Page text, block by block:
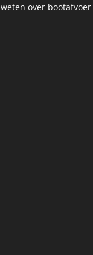
weten over